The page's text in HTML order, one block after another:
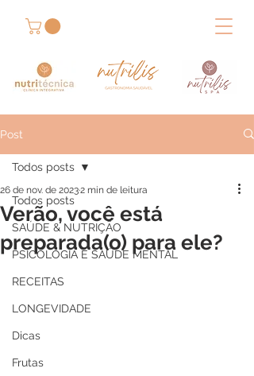
Post
Todos posts
SAÚDE & NUTRIÇÃO
PSICOLOGIA E SAÚDE MENTAL
RECEITAS
LONGEVIDADE
Dicas
Frutas
Todos posts
Verão, você está
preparada(o) para ele?
26 de nov. de 20232 min de leitura